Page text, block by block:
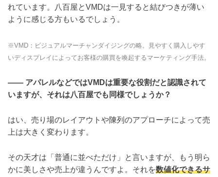
れています。八百屋とVMDは一見すると結びつきが薄い
ように感じる方もいるでしょう。
※VMD：ビジュアルマーチャンダイジングの略。見やすく購入しやす
いディスプレイによってお客様の購買を喚起するマーケティング手法。
―― アパレルなどではVMDは重要な役割だと認識されて
いますが、それは八百屋でも同様でしょうか？
はい、売り場のレイアウトや陳列のアプローチによって売
上は大きく変わります。
その天才は「普通に並べただけ」と言いますが、もう明ら
かに美しさや売上が違うんですよ。それを数値化できるサ